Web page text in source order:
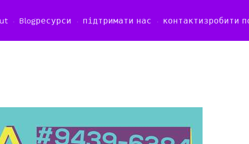
Blogресурси підтримати нас контактизробити